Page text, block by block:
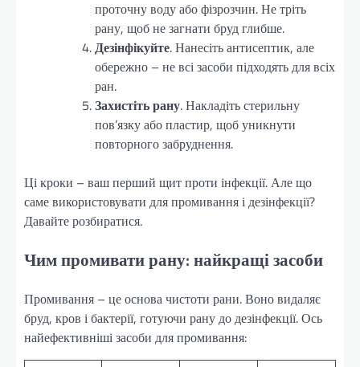
проточну воду або фізрозчин. Не тріть
рану, щоб не загнати бруд глибше.
Дезінфікуйте. Нанесіть антисептик, але
обережно – не всі засоби підходять для всіх
ран.
Захистіть рану. Накладіть стерильну
пов’язку або пластир, щоб уникнути
повторного забруднення.
Ці кроки – ваш перший щит проти інфекції. Але що
саме використовувати для промивання і дезінфекції?
Давайте розбиратися.
Чим промивати рану: найкращі засоби
Промивання – це основа чистоти рани. Воно видаляє
бруд, кров і бактерії, готуючи рану до дезінфекції. Ось
найефективніші засоби для промивання: